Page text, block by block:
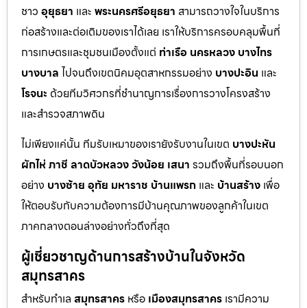
ชาว อุยุธยา และ พระนครศรีอยุธยา สามารถวางใจในบริการ
ก่อสร้างและต่อเติมของเราได้เลย เราให้บริการครอบคลุมพื้นที่
การเกษตรและชุมชนเมืองตั้งแต่ ท่าเรือ นครหลวง บางไทร
บางบาล ไปจนถึงเขตนิคมอุตสาหกรรมอย่าง บางปะอิน และ
โรจนะ ด้วยทีมวิศวกรที่ชำนาญการเรื่องการวางโครงสร้าง
และสำรวจสภาพดิน
ไม่เพียงแค่นั้น ทีมรับเหมาของเรายังรับงานในเขต บางปะหัน
ผักไห่ภาชี ลาดบัวหลวงวังน้อย เสนา รวมถึงพื้นที่รอบนอก
อย่าง บางซ้าย อุทัย มหาราช บ้านแพรก และ บ้านสร้าง เพื่อ
ให้ตอบรับกับความต้องการมีบ้านคุณภาพของลูกค้าในเขต
ภาคกลางตอนล่างอย่างทั่วถึงที่สุด
ผู้เชี่ยวชาญด้านการสร้างบ้านในจังหวัด
สมุทรสาคร
สำหรับทำเล สมุทรสาคร หรือ เมืองสมุทรสาคร เรามีความ